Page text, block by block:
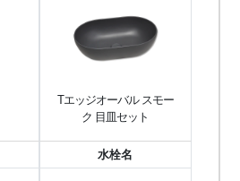
Tエッジオーバル スモー
ク 目皿セット
水栓名